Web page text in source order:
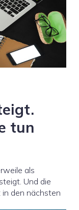
tun
als
Und die
den nächsten